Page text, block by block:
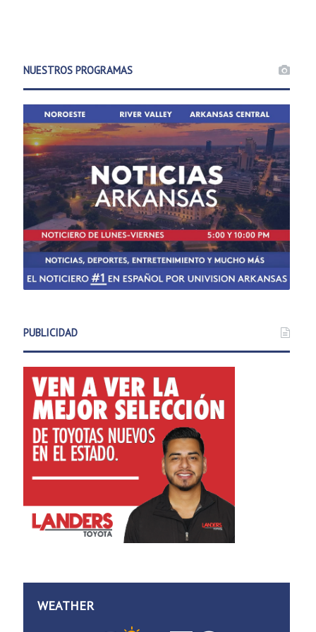
NUESTROS PROGRAMAS
PUBLICIDAD
WEATHER